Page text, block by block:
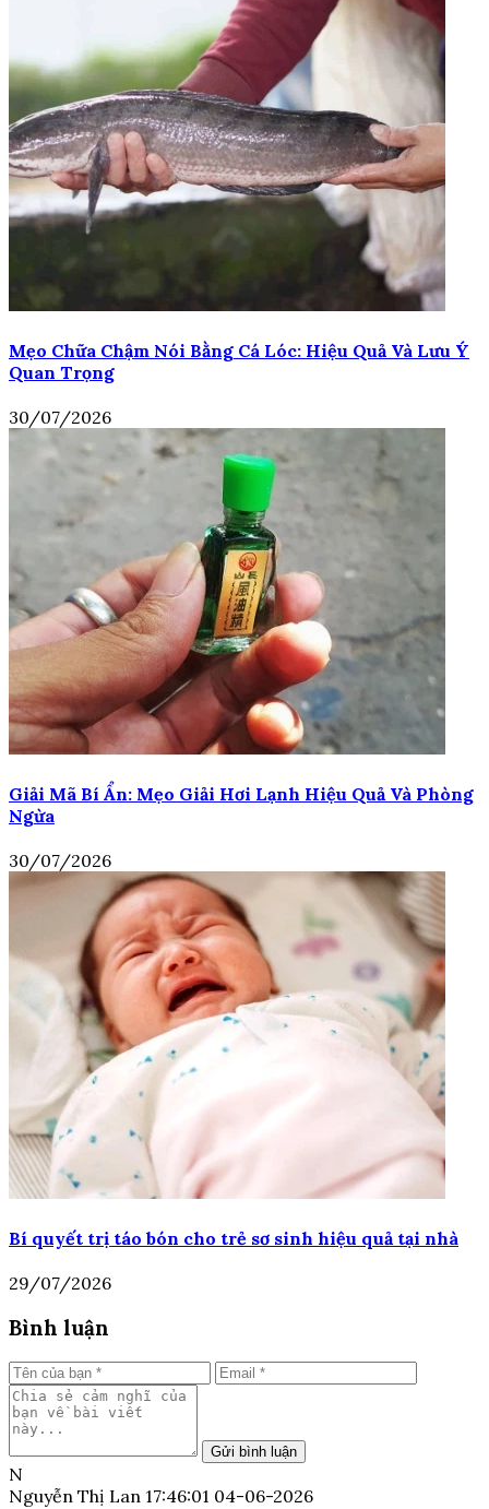
Mẹo Chữa Chậm Nói Bằng Cá Lóc: Hiệu Quả Và Lưu Ý
Quan Trọng
30/07/2026
Giải Mã Bí Ẩn: Mẹo Giải Hơi Lạnh Hiệu Quả Và Phòng
Ngừa
30/07/2026
Bí quyết trị táo bón cho trẻ sơ sinh hiệu quả tại nhà
29/07/2026
Bình luận
Gửi bình luận
N
Nguyễn Thị Lan 17:46:01 04-06-2026